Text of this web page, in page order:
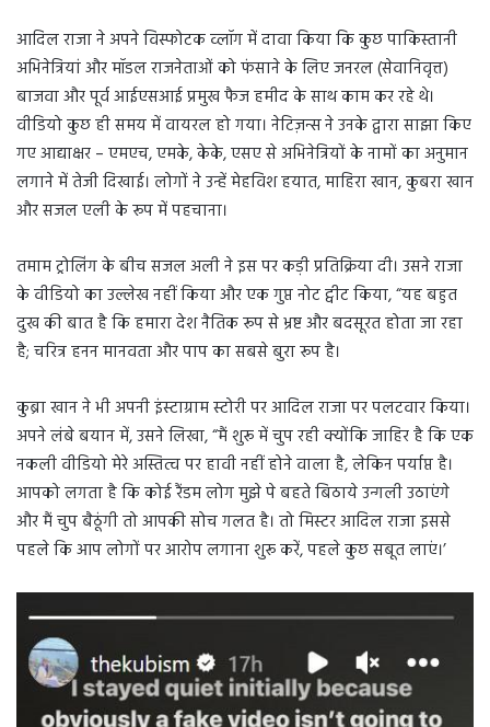
आदिल राजा ने अपने विस्फोटक व्लॉग में दावा किया कि कुछ पाकिस्तानी
अभिनेत्रियां और मॉडल राजनेताओं को फंसाने के लिए जनरल (सेवानिवृत्त)
बाजवा और पूर्व आईएसआई प्रमुख फैज हमीद के साथ काम कर रहे थे।
वीडियो कुछ ही समय में वायरल हो गया। नेटिज़न्स ने उनके द्वारा साझा किए
गए आद्याक्षर – एमएच, एमके, केके, एसए से अभिनेत्रियों के नामों का अनुमान
लगाने में तेजी दिखाई। लोगों ने उन्हें मेहविश हयात, माहिरा खान, कुबरा खान
और सजल एली के रूप में पहचाना।
तमाम ट्रोलिंग के बीच सजल अली ने इस पर कड़ी प्रतिक्रिया दी। उसने राजा
के वीडियो का उल्लेख नहीं किया और एक गुप्त नोट ट्वीट किया, “यह बहुत
दुख की बात है कि हमारा देश नैतिक रूप से भ्रष्ट और बदसूरत होता जा रहा
है; चरित्र हनन मानवता और पाप का सबसे बुरा रूप है।
कुब्रा खान ने भी अपनी इंस्टाग्राम स्टोरी पर आदिल राजा पर पलटवार किया।
अपने लंबे बयान में, उसने लिखा, “मैं शुरू में चुप रही क्योंकि जाहिर है कि एक
नकली वीडियो मेरे अस्तित्व पर हावी नहीं होने वाला है, लेकिन पर्याप्त है।
आपको लगता है कि कोई रैंडम लोग मुझे पे बहते बिठाये उन्गली उठाएंगे
और मैं चुप बैठूंगी तो आपकी सोच गलत है। तो मिस्टर आदिल राजा इससे
पहले कि आप लोगों पर आरोप लगाना शुरू करें, पहले कुछ सबूत लाएं।’